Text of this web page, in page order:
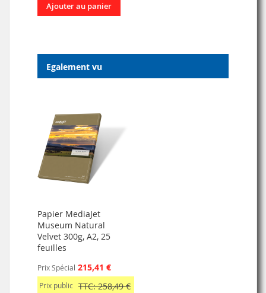
Ajouter au panier
Egalement vu
Papier MediaJet
Museum Natural
Velvet 300g, A2, 25
feuilles
Prix Spécial 215,41 €
Prix public TTC: 258,49 €